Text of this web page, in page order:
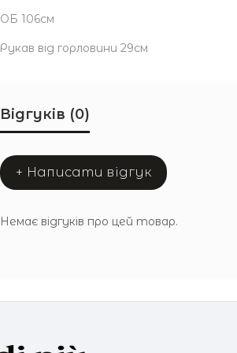
ОБ 106см
Рукав від горловини 29см
Відгуків (0)
+ Написати відгук
Немає відгуків про цей товар.